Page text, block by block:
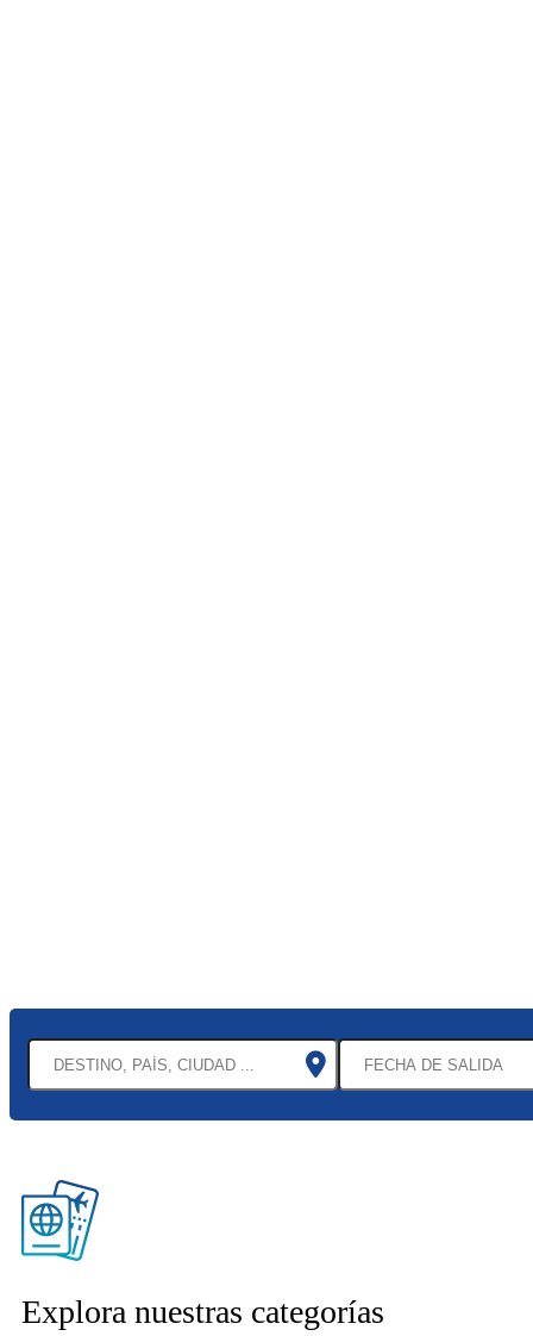
Explora nuestras categorías